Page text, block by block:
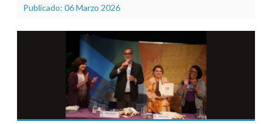
Publicado: 06 Marzo 2026